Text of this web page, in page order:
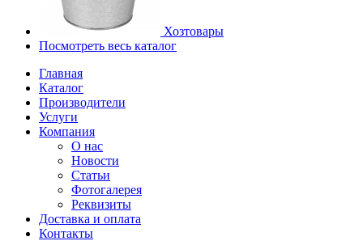
Хозтовары
Посмотреть весь каталог
Главная
Каталог
Производители
Услуги
Компания
О нас
Новости
Статьи
Фотогалерея
Реквизиты
Доставка и оплата
Контакты